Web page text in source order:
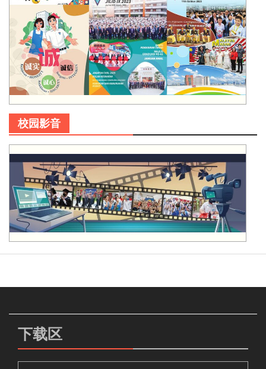
校园影音
下载区